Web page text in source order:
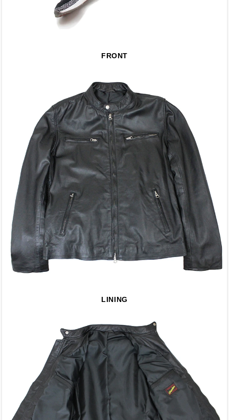
FRONT
LINING